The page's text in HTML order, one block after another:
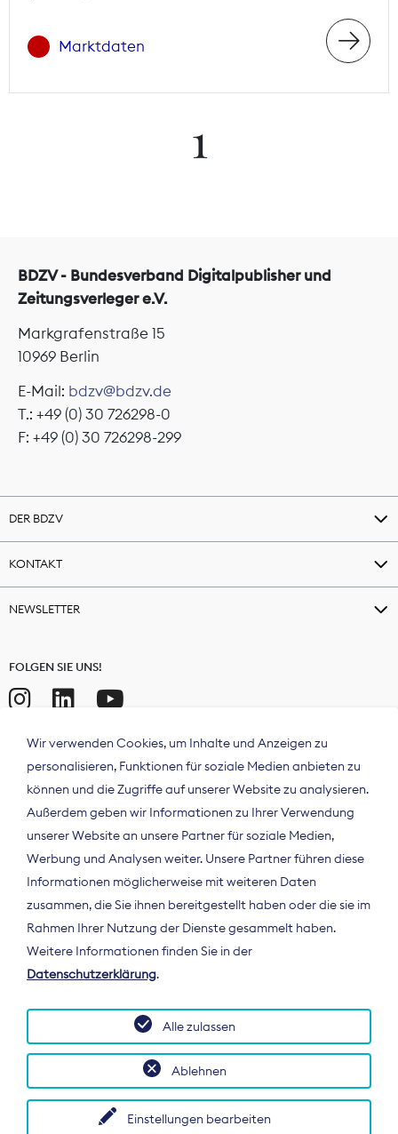
Marktdaten
1
BDZV - Bundesverband Digitalpublisher und
Zeitungsverleger e.V.
Markgrafenstraße 15
10969 Berlin
E-Mail: bdzv@bdzv.de
T.: +49 (0) 30 726298-0
F: +49 (0) 30 726298-299
DER BDZV
KONTAKT
NEWSLETTER
FOLGEN SIE UNS!
Der Bundesverband Digitalpublisher und
Zeitungsverleger (BDZV) vertritt als
Spitzenorganisation die Interessen der
Deutschland und auf EU-Ebene.
Wir verwenden Cookies, um Inhalte und Anzeigen zu
personalisieren, Funktionen für soziale Medien anbieten zu
können und die Zugriffe auf unserer Website zu analysieren.
Außerdem geben wir Informationen zu Ihrer Verwendung
unserer Website an unsere Partner für soziale Medien,
Werbung und Analysen weiter. Unsere Partner führen diese
Informationen möglicherweise mit weiteren Daten
zusammen, die Sie ihnen bereitgestellt haben oder die sie im
Rahmen Ihrer Nutzung der Dienste gesammelt haben.
Weitere Informationen finden Sie in der
Datenschutzerklärung.
Einstellungen bearbeiten
Ablehnen
Alle zulassen